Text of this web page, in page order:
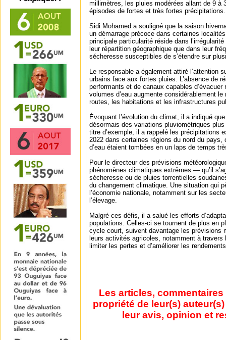
millimètres, les pluies modérées allant de 9 à
épisodes de fortes et très fortes précipitations.
Sidi Mohamed a souligné que la saison
un démarrage précoce dans certaines
principale particularité réside dans
leur répartition géographique que dans leur
sécheresse susceptibles de s’étendre sur
Le responsable a également attiré l’attention
urbains face aux fortes pluies. L’absence de
performants et de canaux capables d’évacuer
volumes d’eau augmente considérablement
routes, les habitations et les infrastructures
Évoquant l’évolution du climat, il a indiqué
désormais des variations pluviométriques
titre d’exemple, il a rappelé les précipitations
2022 dans certaines régions du nord du pays,
d’eau étaient tombées en un laps de temps
Pour le directeur des prévisions
phénomènes climatiques extrêmes — qu’il
sécheresse ou de pluies torrentielles
du changement climatique. Une situation qui
l’économie nationale, notamment sur les
l’élevage.
Malgré ces défis, il a salué les efforts
populations. Celles-ci se tournent de plus en
cycle court, suivent davantage les prévisions
leurs activités agricoles, notamment à
limiter les pertes et d’améliorer les
Les articles,
propriété de leur(s)
leur avis, opinion et